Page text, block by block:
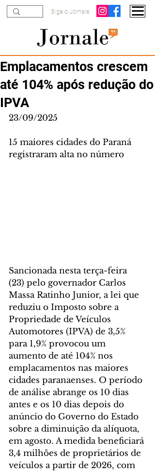
Siga o Jornale
Emplacamentos crescem
até 104% após redução do
IPVA
23/09/2025
15 maiores cidades do Paraná
registraram alta no número
Sancionada nesta terça-feira
(23) pelo governador Carlos
Massa Ratinho Junior, a lei que
reduziu o Imposto sobre a
Propriedade de Veículos
Automotores (IPVA) de 3,5%
para 1,9% provocou um
aumento de até 104% nos
emplacamentos nas maiores
cidades paranaenses. O período
de análise abrange os 10 dias
antes e os 10 dias depois do
anúncio do Governo do Estado
sobre a diminuição da alíquota,
em agosto. A medida beneficiará
3,4 milhões de proprietários de
veículos a partir de 2026, com